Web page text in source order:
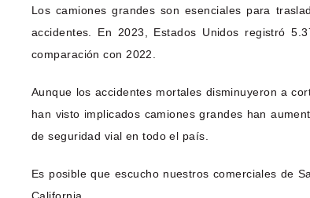
Los camiones grandes son esenciales para
accidentes. En 2023, Estados Unidos registró
comparación con 2022.
Aunque los accidentes mortales disminuyeron a
han visto implicados camiones grandes han
de seguridad vial en todo el país.
Es posible que escucho nuestros comerciales de